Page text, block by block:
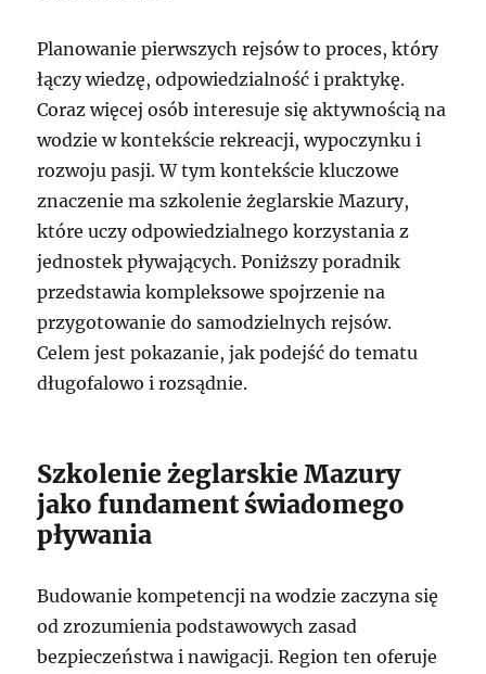
Planowanie pierwszych rejsów to proces, który
łączy wiedzę, odpowiedzialność i praktykę.
Coraz więcej osób interesuje się aktywnością na
wodzie w kontekście rekreacji, wypoczynku i
rozwoju pasji. W tym kontekście kluczowe
znaczenie ma szkolenie żeglarskie Mazury,
które uczy odpowiedzialnego korzystania z
jednostek pływających. Poniższy poradnik
przedstawia kompleksowe spojrzenie na
przygotowanie do samodzielnych rejsów.
Celem jest pokazanie, jak podejść do tematu
długofalowo i rozsądnie.
Szkolenie żeglarskie Mazury
jako fundament świadomego
pływania
Budowanie kompetencji na wodzie zaczyna się
od zrozumienia podstawowych zasad
bezpieczeństwa i nawigacji. Region ten oferuje